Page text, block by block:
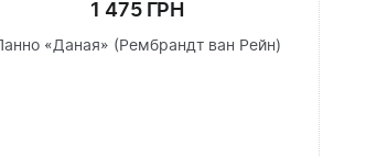
1 475 ГРН
Панно «Даная» (Рембрандт ван Рейн)